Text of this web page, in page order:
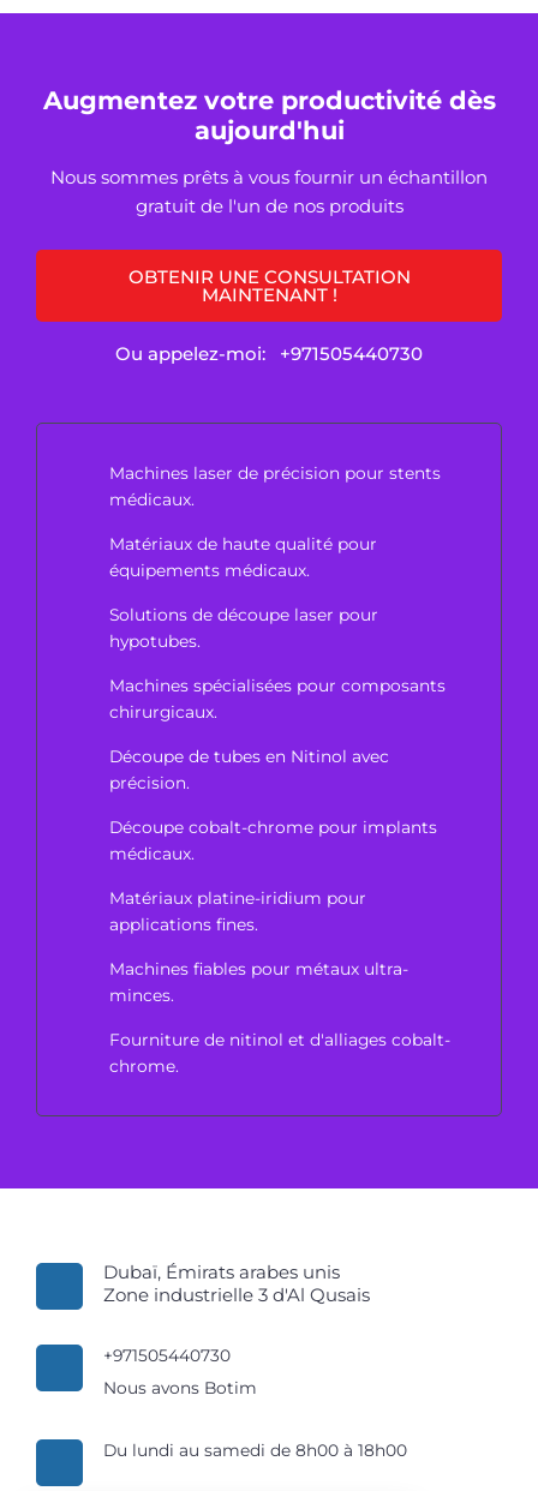
Augmentez votre productivité dès
aujourd'hui
Nous sommes prêts à vous fournir un échantillon
gratuit de l'un de nos produits
OBTENIR UNE CONSULTATION
MAINTENANT !
Ou appelez-moi: +971505440730
Machines laser de précision pour stents
médicaux.
Matériaux de haute qualité pour
équipements médicaux.
Solutions de découpe laser pour
hypotubes.
Machines spécialisées pour composants
chirurgicaux.
Découpe de tubes en Nitinol avec
précision.
Découpe cobalt-chrome pour implants
médicaux.
Matériaux platine-iridium pour
applications fines.
Machines fiables pour métaux ultra-
minces.
Fourniture de nitinol et d'alliages cobalt-
chrome.
Dubaï, Émirats arabes unis
Zone industrielle 3 d'Al Qusais
+971505440730
Nous avons Botim
Du lundi au samedi de 8h00 à 18h00